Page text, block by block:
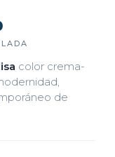
color crema-
de